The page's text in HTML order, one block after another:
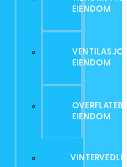
EIENDOM
EIENDOM
EIENDOM